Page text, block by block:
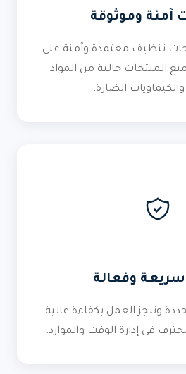
آمنة وموثوقة
تنظيف معتمدة وآمنة على
المنتجات خالية من المواد
الضارة.
وفعالة
وننجز العمل بكفاءة عالية
في إدارة الوقت والموارد.